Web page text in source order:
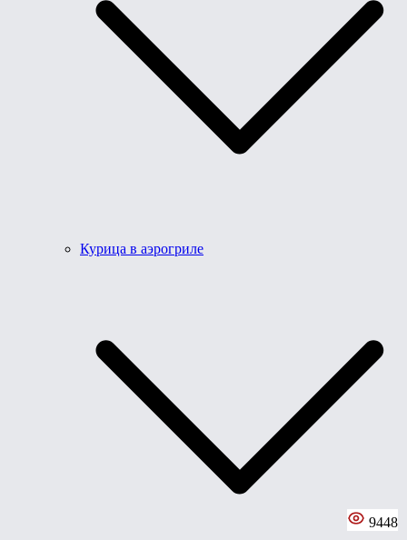
Курица в аэрогриле
9448